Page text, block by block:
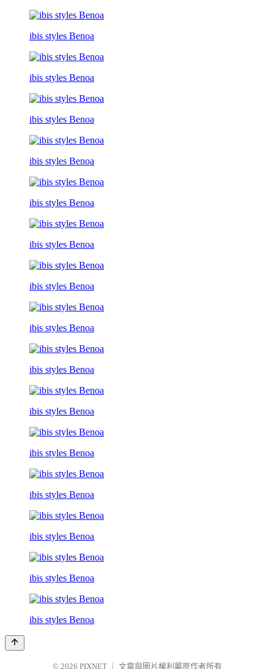
ibis styles Benoa
ibis styles Benoa
ibis styles Benoa
ibis styles Benoa
ibis styles Benoa
ibis styles Benoa
ibis styles Benoa
ibis styles Benoa
ibis styles Benoa
ibis styles Benoa
ibis styles Benoa
ibis styles Benoa
ibis styles Benoa
ibis styles Benoa
ibis styles Benoa
© 2026 PIXNET 文章與圖片權利屬原作者所有